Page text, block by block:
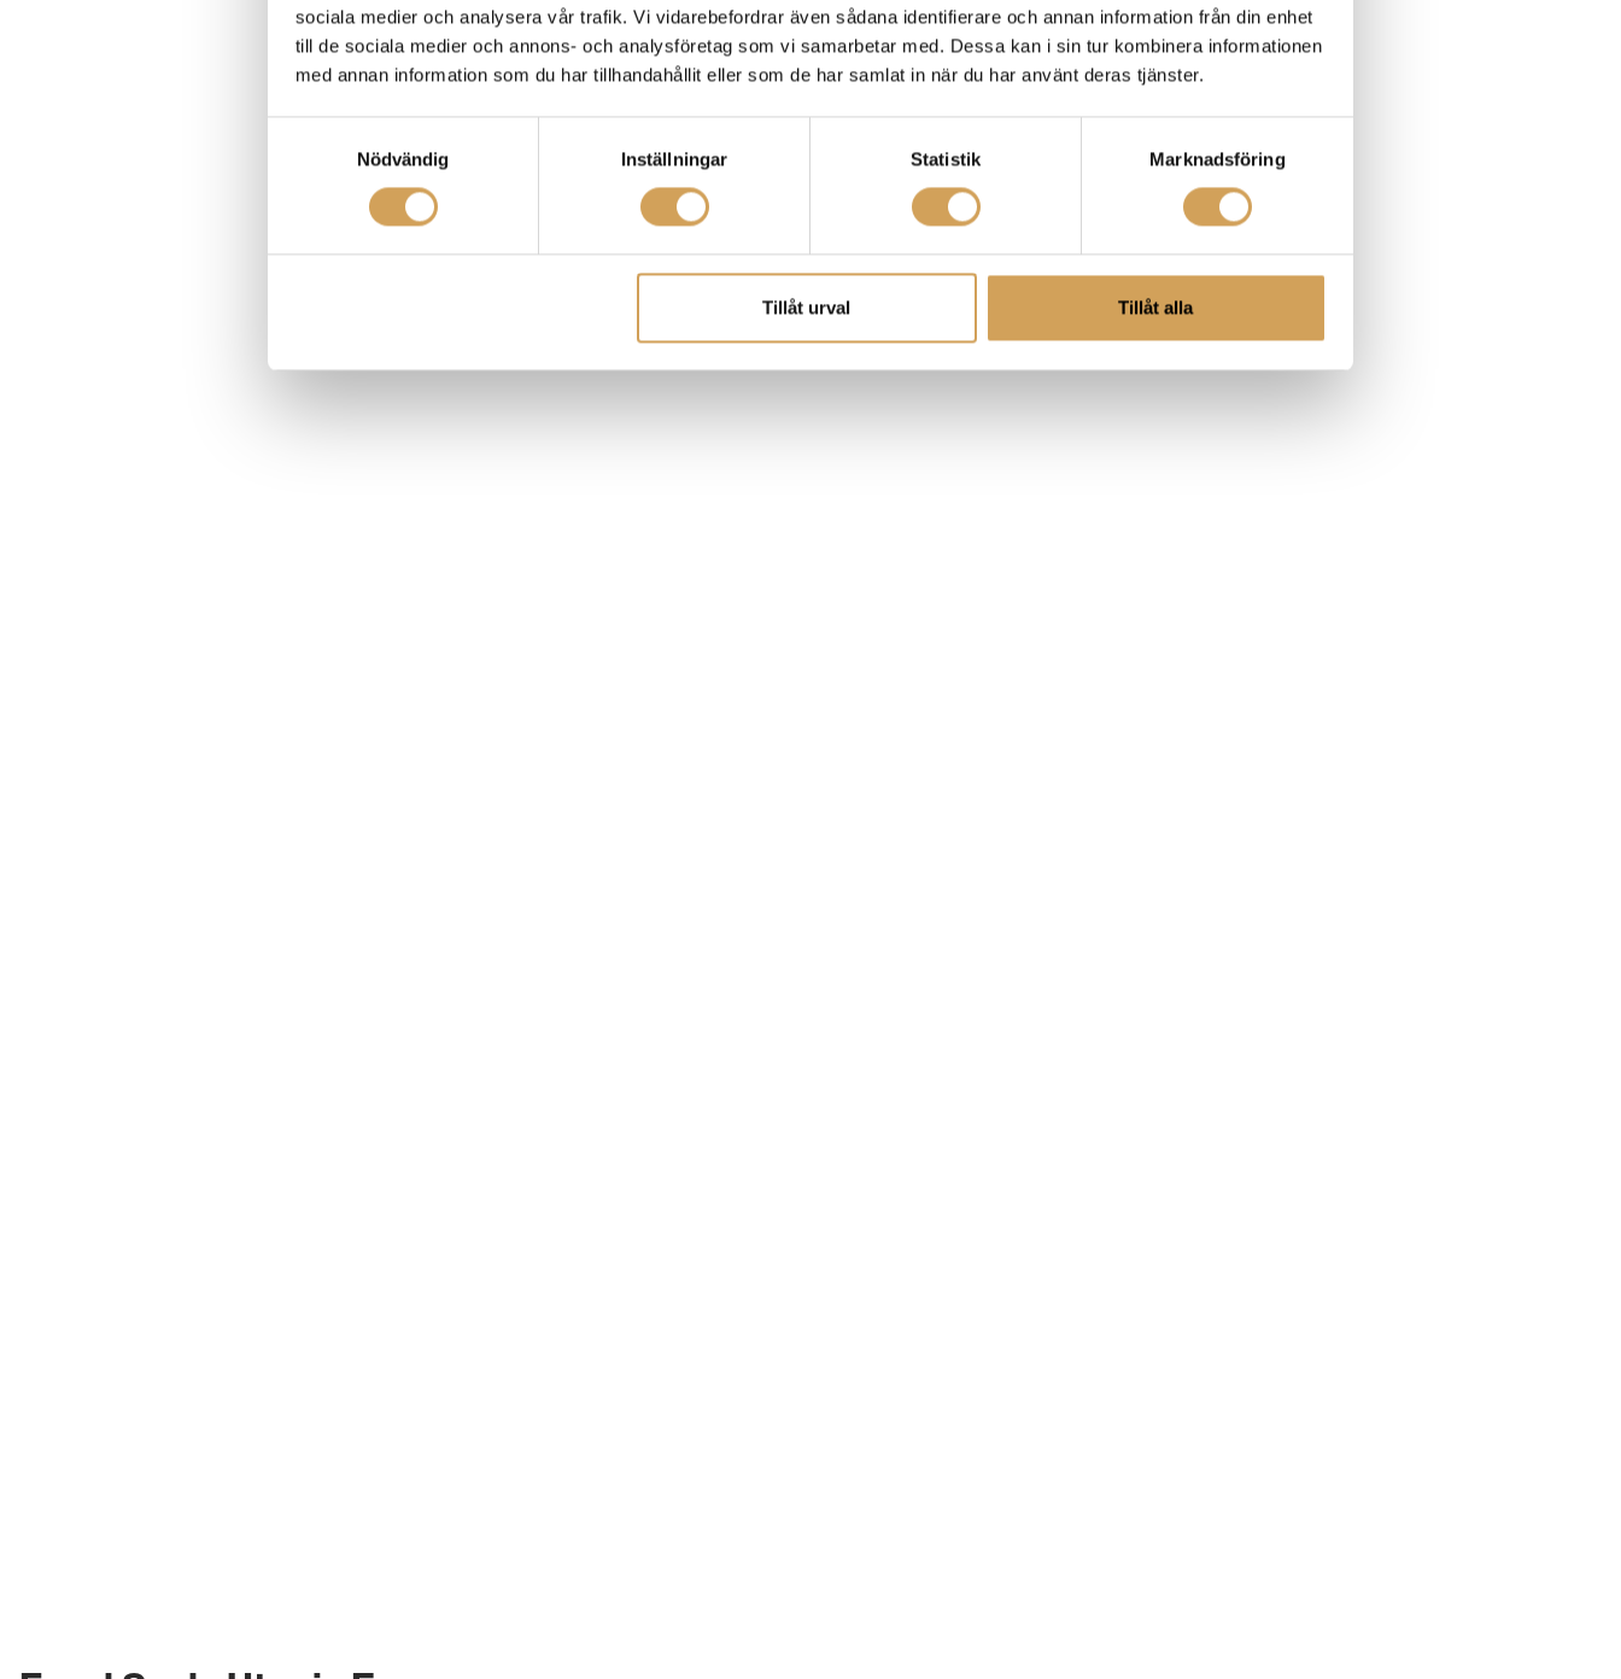
sociala medier och analysera vår trafik. Vi vidarebefordrar även sådana identifierare och annan information från din enhet
till de sociala medier och annons- och analysföretag som vi samarbetar med. Dessa kan i sin tur kombinera informationen
med annan information som du har tillhandahållit eller som de har samlat in när du har använt deras tjänster.
Nödvändig
Inställningar Statistik Marknadsföring
Tillåt urval Tillåt alla